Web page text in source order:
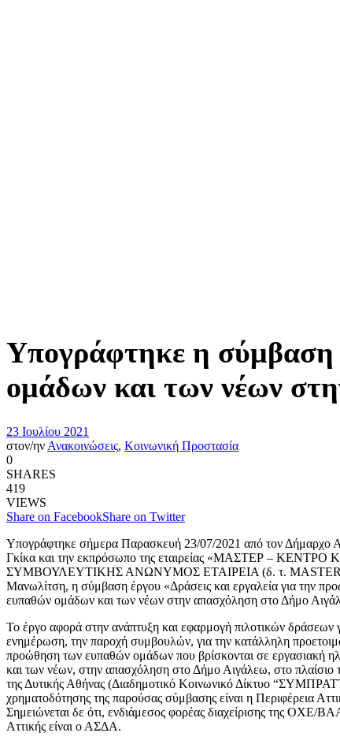
Υπογράφτηκε η σύμβαση
ομάδων και των νέων
23 Ιουλίου 2021
στον/ην Ανακοινώσεις, Κοινωνική Προστασία
0
SHARES
419
VIEWS
Share on FacebookShare on Twitter
Υπογράφτηκε σήμερα Παρασκευή 23/07/2021 από τον Δήμαρχο
Γκίκα και την εκπρόσωπο της εταιρείας «ΜΑΣΤΕΡ –
ΣΥΜΒΟΥΛΕΥΤΙΚΗΣ ΑΝΩΝΥΜΟΣ ΕΤΑΙΡΕΙΑ (δ. τ. MASTER
Μανωλίτση, η σύμβαση έργου «Δράσεις και εργαλεία για την
ευπαθών ομάδων και των νέων στην απασχόληση στο Δήμο
Το έργο αφορά στην ανάπτυξη και εφαρμογή πιλοτικών δράσεων
ενημέρωση, την παροχή συμβουλών, για την κατάλληλη
προώθηση των ευπαθών ομάδων που βρίσκονται σε εργασιακή
και των νέων, στην απασχόληση στο Δήμο Αιγάλεω, στο
της Δυτικής Αθήνας (Διαδημοτικό Κοινωνικό Δίκτυο
χρηματοδότησης της παρούσας σύμβασης είναι η Περιφέρεια
Σημειώνεται δε ότι, ενδιάμεσος φορέας διαχείρισης της ΟΧΕ/
Αττικής είναι ο ΑΣΔΑ.